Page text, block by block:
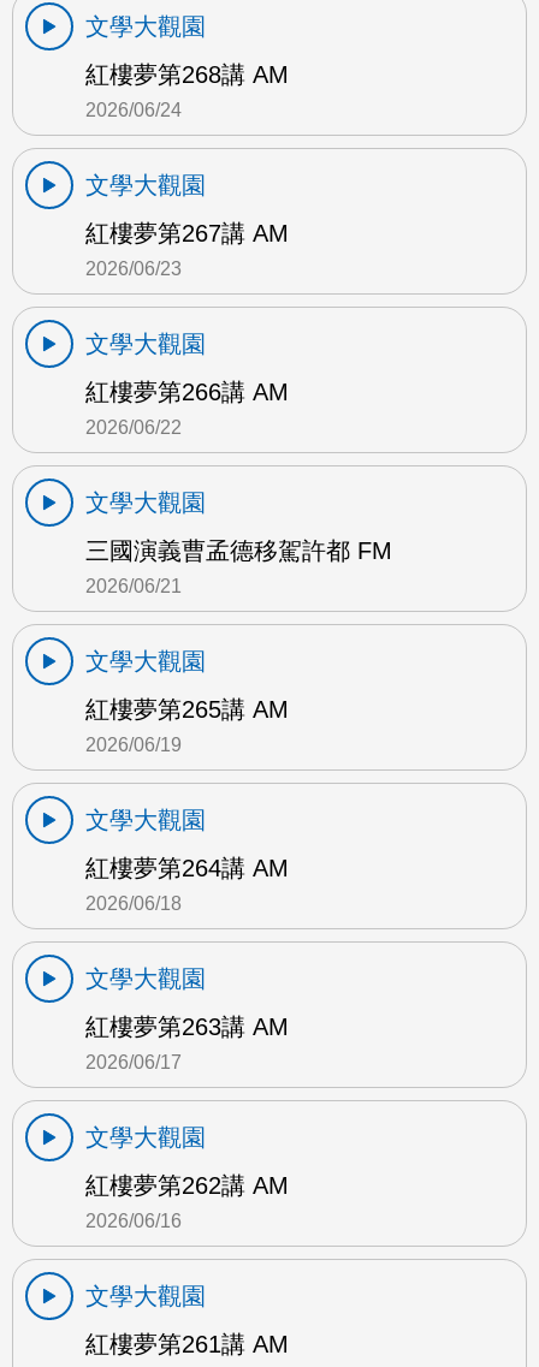
文學大觀園
紅樓夢第268講 AM
2026/06/24
文學大觀園
紅樓夢第267講 AM
2026/06/23
文學大觀園
紅樓夢第266講 AM
2026/06/22
文學大觀園
三國演義曹孟德移駕許都 FM
2026/06/21
文學大觀園
紅樓夢第265講 AM
2026/06/19
文學大觀園
紅樓夢第264講 AM
2026/06/18
文學大觀園
紅樓夢第263講 AM
2026/06/17
文學大觀園
紅樓夢第262講 AM
2026/06/16
文學大觀園
紅樓夢第261講 AM